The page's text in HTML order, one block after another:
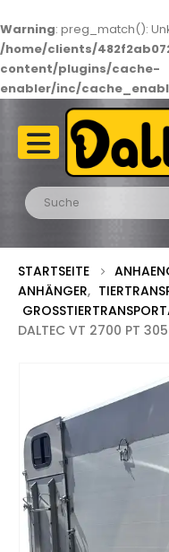
Warning: preg_match():
/home/clients/
content/plugins/cache-
enabler/inc/
STARTSEITE
ANHÄNGER,
DALTEC VT 2700 PT